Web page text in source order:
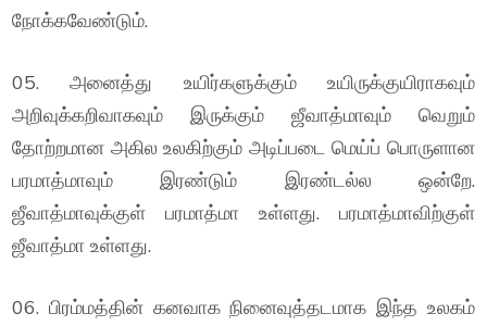
நோக்கவேண்டும்.
05. அனைத்து உயிர்களுக்கும் உயிருக்குயிராகவும்
அறிவுக்கறிவாகவும் இருக்கும் ஜீவாத்மாவும் வெறும்
தோற்றமான அகில உலகிற்கும் அடிப்படை மெய்ப் பொருளான
பரமாத்மாவும் இரண்டும் இரண்டல்ல ஒன்றே.
ஜீவாத்மாவுக்குள் பரமாத்மா உள்ளது. பரமாத்மாவிற்குள்
ஜீவாத்மா உள்ளது.
06. பிரம்மத்தின் கனவாக நினைவுத்தடமாக இந்த உலகம்